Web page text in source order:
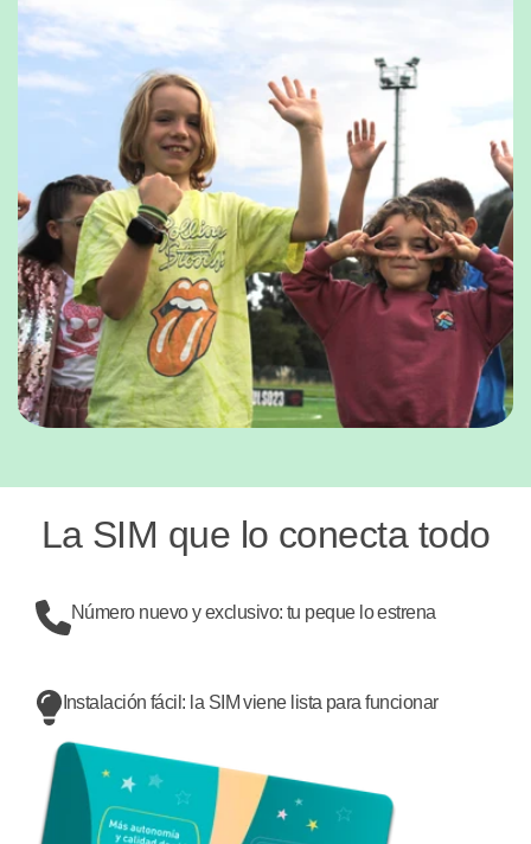
La SIM que lo conecta todo
Número nuevo y exclusivo: tu peque lo estrena
Instalación fácil: la SIM viene lista para funcionar